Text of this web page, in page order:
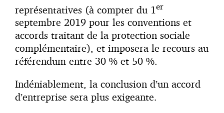
représentatives (à compter du 1 er
septembre 2019 pour les conventions et
accords traitant de la protection sociale
complémentaire), et imposera le recours au
référendum entre 30 % et 50 %.
Indéniablement, la conclusion d’un accord
d’entreprise sera plus exigeante.